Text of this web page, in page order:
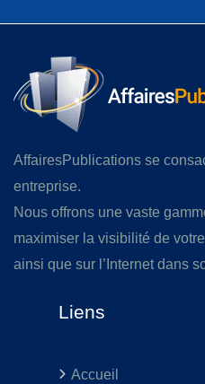
AffairesPublications se
entreprise.
Nous offrons une vaste
maximiser la visibilité de
ainsi que sur l’Internet dans
Liens
Accueil